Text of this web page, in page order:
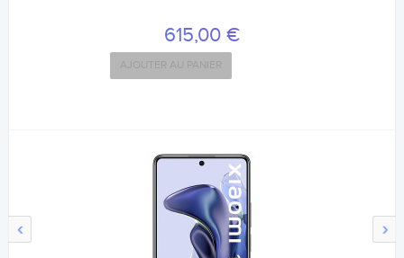
‹ ›
615,00 €
AJOUTER AU PANIER